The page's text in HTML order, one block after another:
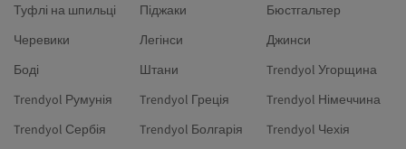
Туфлі на шпильці
Піджаки
Бюстгальтер
Черевики
Легінси
Джинси
Боді
Штани
Trendyol Угорщина
Trendyol Румунія
Trendyol Греція
Trendyol Німеччина
Trendyol Сербія
Trendyol Болгарія
Trendyol Чехія